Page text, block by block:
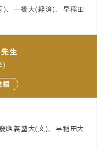
、一橋大(経済)、早稲田
先生
語
應義塾大(文)、早稲田大